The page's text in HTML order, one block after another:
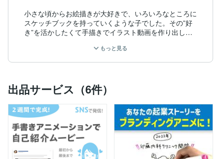
小さな頃からお絵描きが大好きで、いろいろなところに
スケッチブックを持っていくような子でした。その”好
き”を活かしたくて手描きでイラスト動画を作り出した
援してくれる方や依頼してくれる方、制作協力してくれ
るプロの方が集まり、さらにWEBデザイン・セールス
ました。それが大好評だったため、ココナラでも出品さ
せていただいています。
【手描きイラスト動画が得意なこと】
✔︎商品・サービス紹介動画
✔︎企業理念・自己紹介などのストーリー動画
✔︎大切な人に気持ちを届ける誕生日・記念日・ウェディ
ング動画
もっと見る
出品サービス（6件）